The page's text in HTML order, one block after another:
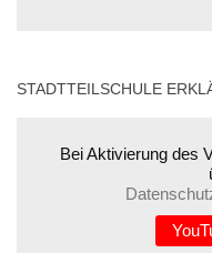
STADTTEILSCHULE
Bei Aktivierung des